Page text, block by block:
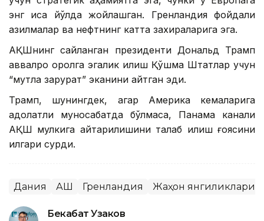
энг қисқа йўлда жойлашган. Гренландия фойдали
қазилмалар ва нефтнинг катта захираларига эга.
АҚШнинг сайланган президенти Дональд Трамп
аввалроқ оролга эгалик қилиш Қўшма Штатлар учун
“мутлақ зарурат” эканини айтган эди.
Трамп, шунингдек, агар Америка кемаларига
адолатли муносабатда бўлмаса, Панама канали
АҚШ мулкига қайтарилишини талаб қилиш ғоясини
илгари сурди.
Дания АҚШ Гренландия Жаҳон янгиликлари
Бекабат Узаков